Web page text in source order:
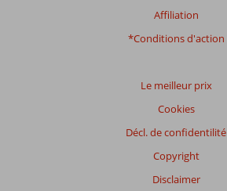
Affiliation
*Conditions d'action
Le meilleur prix
Cookies
Décl. de confidentilité
Copyright
Disclaimer